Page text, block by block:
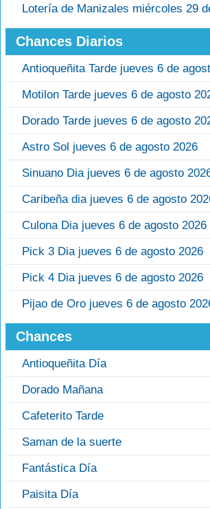
Lotería de Manizales miércoles 29
Chances Diarios
Antioqueñita Tarde jueves 6 de
Motilon Tarde jueves 6 de agosto
Dorado Tarde jueves 6 de agosto
Astro Sol jueves 6 de agosto 2026
Sinuano Dia jueves 6 de agosto
Caribeña dia jueves 6 de agosto
Culona Dia jueves 6 de agosto 2026
Pick 3 Dia jueves 6 de agosto 2026
Pick 4 Dia jueves 6 de agosto 2026
Pijao de Oro jueves 6 de agosto
Chances
Antioqueñita Día
Dorado Mañana
Cafeterito Tarde
Saman de la suerte
Fantástica Día
Paisita Día